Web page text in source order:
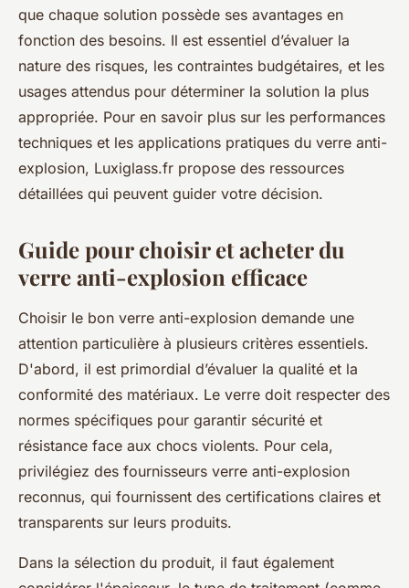
que chaque solution possède ses avantages en
fonction des besoins. Il est essentiel d’évaluer la
nature des risques, les contraintes budgétaires, et les
usages attendus pour déterminer la solution la plus
appropriée. Pour en savoir plus sur les performances
techniques et les applications pratiques du verre anti-
explosion, Luxiglass.fr propose des ressources
détaillées qui peuvent guider votre décision.
Guide pour choisir et acheter du
verre anti-explosion efficace
Choisir le bon verre anti-explosion demande une
attention particulière à plusieurs critères essentiels.
D'abord, il est primordial d’évaluer la qualité et la
conformité des matériaux. Le verre doit respecter des
normes spécifiques pour garantir sécurité et
résistance face aux chocs violents. Pour cela,
privilégiez des fournisseurs verre anti-explosion
reconnus, qui fournissent des certifications claires et
transparents sur leurs produits.
Dans la sélection du produit, il faut également